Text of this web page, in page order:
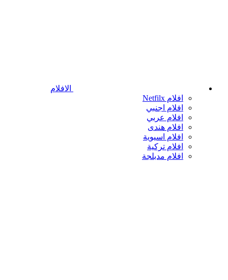
الافلام
افلام Netfilx
افلام اجنبي
افلام عربي
افلام هندى
افلام اسيوية
افلام تركية
افلام مدبلجة